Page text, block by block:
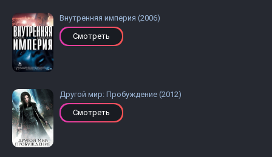
Внутренняя империя (2006)
Смотреть
Другой мир: Пробуждение (2012)
Смотреть